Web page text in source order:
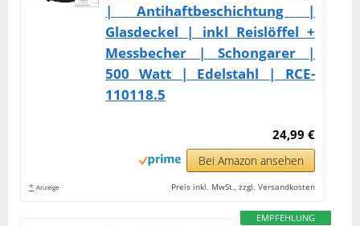
| Antihaftbeschichtung |
Glasdeckel | inkl Reislöffel +
Messbecher | Schongarer |
500 Watt | Edelstahl | RCE-
110118.5
24,99 €
Bei Amazon ansehen
* Anzeige Preis inkl. MwSt., zzgl. Versandkosten
EMPFEHLUNG